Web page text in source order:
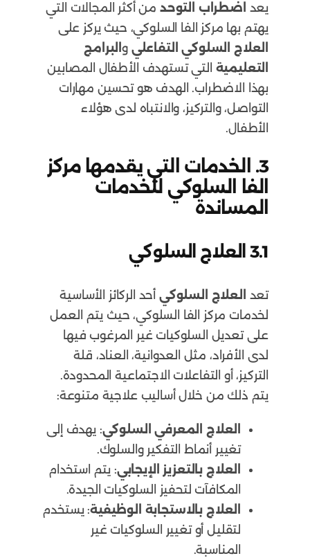
يعد اضطراب التوحد من أكثر المجالات التي
يهتم بها مركز الفا السلوكي، حيث يركز على
العلاج السلوكي التفاعلي والبرامج
التعليمية التي تستهدف الأطفال المصابين
بهذا الاضطراب. الهدف هو تحسين مهارات
التواصل، والتركيز، والانتباه لدى هؤلاء
الأطفال.
3.
الخدمات التي يقدمها مركز
الفا السلوكي للخدمات
المساندة
3.1 العلاج السلوكي
تعد العلاج السلوكي أحد الركائز الأساسية
لخدمات مركز الفا السلوكي، حيث يتم العمل
على تعديل السلوكيات غير المرغوب فيها
لدى الأفراد، مثل العدوانية، العناد، قلة
التركيز، أو التفاعلات الاجتماعية المحدودة.
يتم ذلك من خلال أساليب علاجية متنوعة:
العلاج المعرفي السلوكي: يهدف إلى
تغيير أنماط التفكير والسلوك.
العلاج بالتعزيز الإيجابي: يتم استخدام
المكافآت لتحفيز السلوكيات الجيدة.
العلاج بالاستجابة الوظيفية: يستخدم
لتقليل أو تغيير السلوكيات غير
المناسبة.